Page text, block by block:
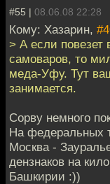
#55 | 08.06.08 22:28
Кому: Хазарин,
> А если повезет
самоваров, то
меда-Уфу. Тут
занимается.
Сорву немного
На федеральных
Москва -
дензнаков на
Башкирии :))